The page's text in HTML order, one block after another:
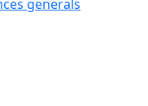
generals